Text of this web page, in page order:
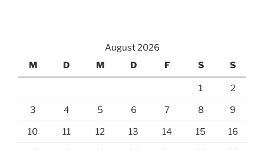
August 2026
M
D M D F S S
1 2
3 4 5 6 7 8 9
10 11 12 13 14 15 16